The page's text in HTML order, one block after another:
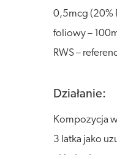
0,5mcg (20%
foliowy –
RWS –
Działanie:
Kompozycja
3 latka jako